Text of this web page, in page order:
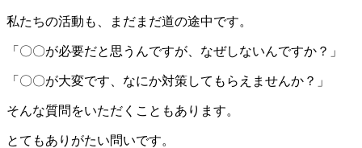
私たちの活動も、まだまだ道の途中です。
「〇〇が必要だと思うんですが、なぜしないんですか？」
「〇〇が大変です、なにか対策してもらえませんか？」
そんな質問をいただくこともあります。
とてもありがたい問いです。